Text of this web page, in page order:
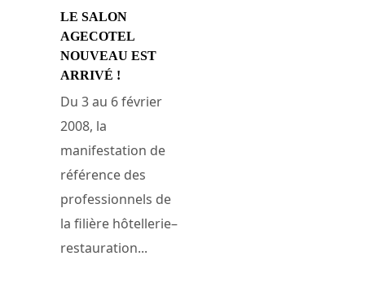
LE SALON
AGECOTEL
NOUVEAU EST
ARRIVÉ !
Du 3 au 6 février
2008, la
manifestation de
référence des
professionnels de
la filière hôtellerie–
restauration...